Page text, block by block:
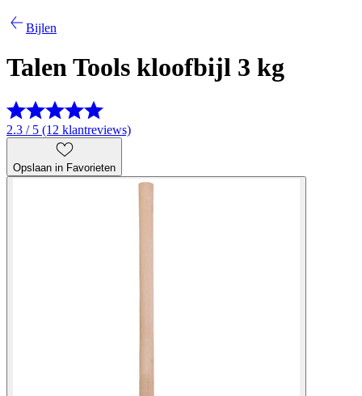
Bijlen
Talen Tools kloofbijl 3 kg
2.3 / 5 (12 klantreviews)
Opslaan in Favorieten